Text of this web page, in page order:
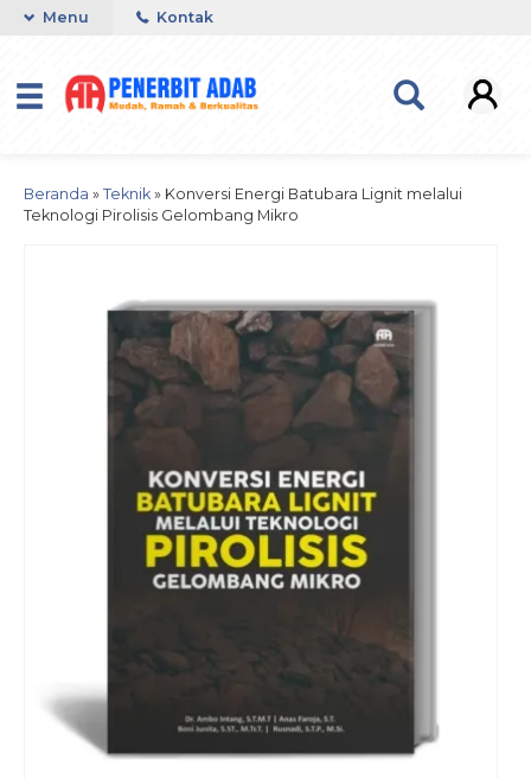
Menu Kontak
Beranda » Teknik » Konversi Energi Batubara Lignit melalui
Teknologi Pirolisis Gelombang Mikro